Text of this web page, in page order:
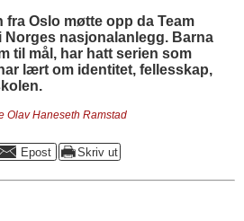
Oslo møtte opp da Team
nasjonalanlegg. Barna
til mål, har hatt serien som
lært om identitet, fellesskap,
Olav Haneseth Ramstad